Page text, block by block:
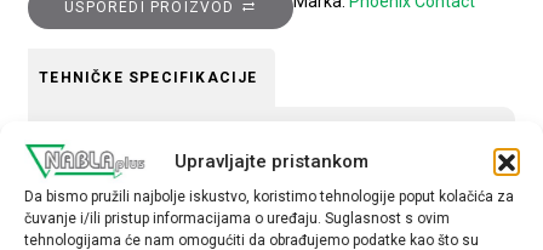
Upravljajte pristankom
Da bismo pružili najbolje iskustvo, koristimo tehnologije poput kolačića za
čuvanje i/ili pristup informacijama o uređaju. Suglasnost s ovim
tehnologijama će nam omogućiti da obrađujemo podatke kao što su
USPOREDI PROIZVOD
TEHNIČKE SPECIFIKACIJE
materijal
plastika